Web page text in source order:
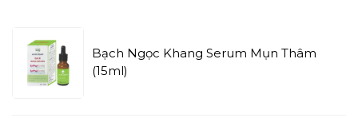
Bạch Ngọc Khang Serum Mụn Thâm
(15ml)